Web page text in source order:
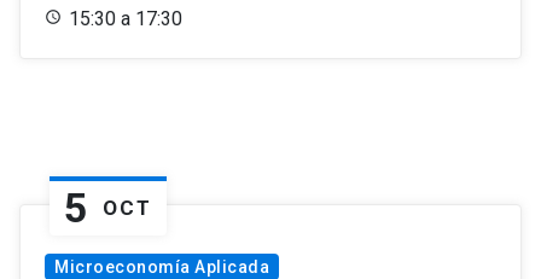
15:30 a 17:30
5 OCT
Microeconomía Aplicada